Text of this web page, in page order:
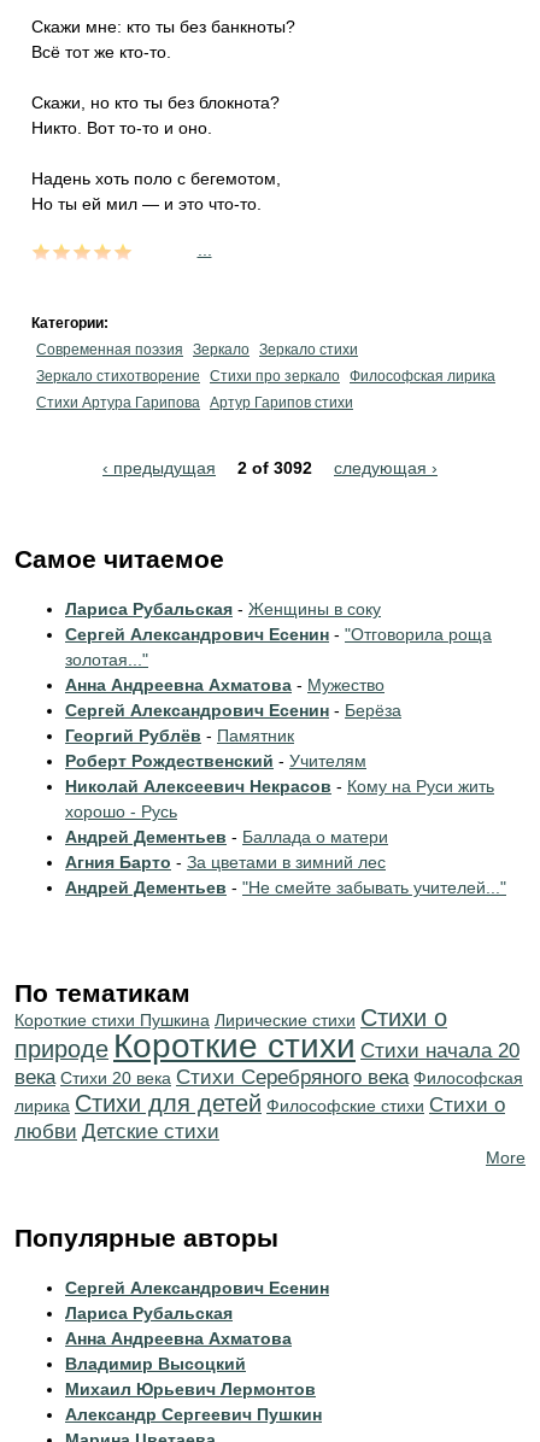
Скажи мне: кто ты без банкноты?
Всё тот же кто-то.
Скажи, но кто ты без блокнота?
Никто. Вот то-то и оно.
Надень хоть поло с бегемотом,
Но ты ей мил — и это что-то.
Категории:
Современная поэзия
Зеркало Зеркало стихи
Зеркало стихотворение
Стихи про зеркало Философская лирика
Стихи Артура Гарипова Артур Гарипов стихи
‹ предыдущая 2 of 3092 следующая ›
Самое читаемое
Лариса Рубальская - Женщины в соку
Сергей Александрович Есенин - "Отговорила роща
золотая..."
Анна Андреевна Ахматова - Мужество
Сергей Александрович Есенин - Берёза
Георгий Рублёв - Памятник
Роберт Рождественский - Учителям
Николай Алексеевич Некрасов - Кому на Руси жить
хорошо - Русь
Андрей Дементьев - Баллада о матери
Агния Барто - За цветами в зимний лес
Андрей Дементьев - "Не смейте забывать учителей..."
По тематикам
Короткие стихи Пушкина Лирические стихи Стихи о
природе Короткие стихи Cтихи начала 20
века Стихи 20 века Cтихи Серебряного века Философская
лирика Стихи для детей Философские стихи Стихи о
любви Детские стихи
More
Популярные авторы
Сергей Александрович Есенин
Лариса Рубальская
Анна Андреевна Ахматова
Владимир Высоцкий
Михаил Юрьевич Лермонтов
Александр Сергеевич Пушкин